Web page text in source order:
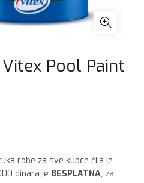
Pool Paint
robe za sve kupce čija je
dinara je BESPLATNA, za